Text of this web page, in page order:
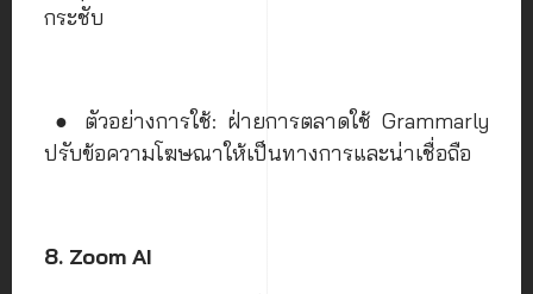
กระชับ
● ตัวอย่างการใช้: ฝ่ายการตลาดใช้ Grammarly
ปรับข้อความโฆษณาให้เป็นทางการและน่าเชื่อถือ
8. Zoom AI